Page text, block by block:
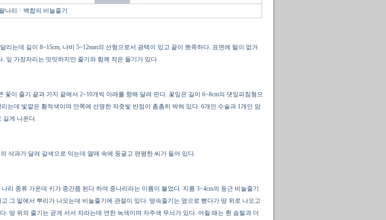
나리ㆍ백합의 비늘줄기
리는데 길이 8~15cm, 나비 5~12mm의 선형으로서 광택이 있고 끝이 뾰족하다. 표면에 털이 없거
. 잎 가장자리는 밋밋하지만 줄기와 함께 작은 돌기가 있다.
꽃이 줄기 끝과 가지 끝에서 2~10개씩 아래를 향해 달려 핀다. 꽃잎은 길이 6~8cm의 댓잎피침형으
는데 빛깔은 황적색이며 안쪽에 선명한 자줏빛 반점이 촘촘히 박혀 있다. 6개인 수술과 1개인 암
길게 나온다.
삭과가 달려 갈색으로 익는데 열매 속에 둥글고 편평한 씨가 들어 있다.
리 종류 가운데 키가 중간쯤 된다 하여 중나리라는 이름이 붙었다. 지름 3~4cm의 둥근 비늘줄기
그 밑에서 뿌리가 나오는데 비늘줄기에 관절이 있다. 땅속줄기는 옆으로 뻗다가 땅 위로 나오고
. 땅 위의 줄기는 곧게 서서 자라는데 연한 녹색이며 자주색 무늬가 있다. 어릴 때는 흰 솜털과 더